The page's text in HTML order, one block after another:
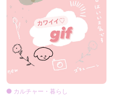
カルチャー・暮らし